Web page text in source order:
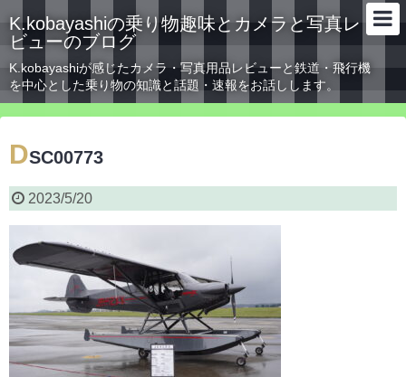
K.kobayashiの乗り物趣味とカメラと写真レ
ビューのブログ
K.kobayashiが感じたカメラ・写真用品レビューと鉄道・飛行機
を中心とした乗り物の知識と話題・速報をお話しします。
DSC00773
2023/5/20